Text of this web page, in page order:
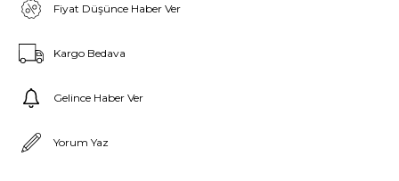
Fiyat Düşünce Haber Ver
Kargo Bedava
Gelince Haber Ver
Yorum Yaz